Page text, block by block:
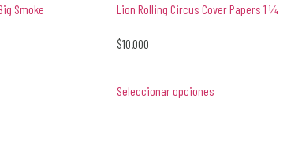
Smoke Lion Rolling Circus Cover Papers 1 1⁄4
$10.000
Seleccionar opciones